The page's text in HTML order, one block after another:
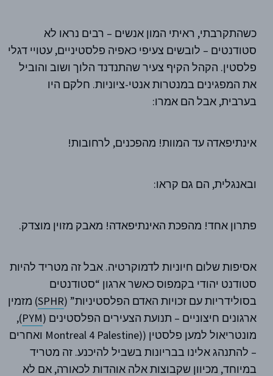
כשהתקרבתי, ראיתי המון אנשים – רבים נראו לא
סטודנטים – לובשים צעיפי כאפיה פלסטיניים, עטויי דגלי
פלסטין. הקהל הקיף צעיר שהתנדנד הלוך ושוב והוביל
את המפגינים במנטרות אנטי-ציוניות. חלקם היו
בערבית, אבל הם אמרו:
אינתיפאדה עד המוות! מהפכנים, לרחובות!
ובאנגלית, הם גם קראו:
פתרון אחד! מהפכת האינתיפאדה! מאבק מזוין מוצדק.
אסיפות שלום חיוניות לדמוקרטיה. אבל זה מטריד להיות
סטודנט יהודי בקמפוס כאשר ארגון “סטודנטים
בסולידריות עם זכויות האדם הפלסטיניות” (SPHR) מזמין
ארגונים חיצוניים – תנועת הצעירים הפלסטינים (PYM
),
מונטריאול למען פלסטין ((Montreal 4 Palestine ואחרים
– להתנהג אלינו בבריונות בשביל להיכנע. זה מטריד
במיוחד, מכיוון שקבוצות אלהאוהדות לכאורה, אם לא